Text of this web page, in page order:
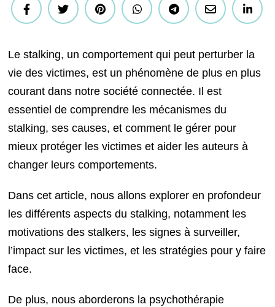
Le stalking, un comportement qui peut perturber la
vie des victimes, est un phénomène de plus en plus
courant dans notre société connectée. Il est
essentiel de comprendre les mécanismes du
stalking, ses causes, et comment le gérer pour
mieux protéger les victimes et aider les auteurs à
changer leurs comportements.
Dans cet article, nous allons explorer en profondeur
les différents aspects du stalking, notamment les
motivations des stalkers, les signes à surveiller,
l’impact sur les victimes, et les stratégies pour y faire
face.
De plus, nous aborderons la psychothérapie